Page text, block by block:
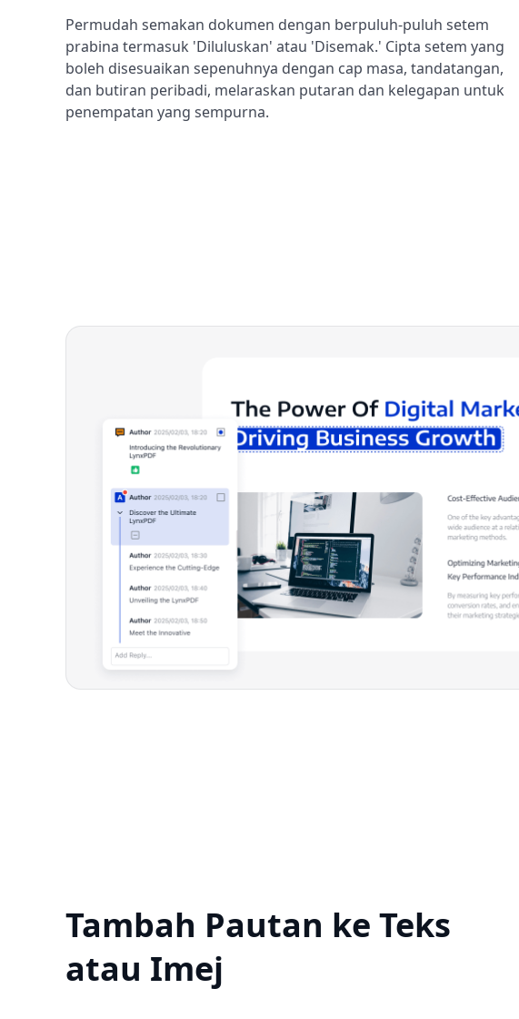
Permudah semakan dokumen dengan berpuluh-puluh setem
prabina termasuk 'Diluluskan' atau 'Disemak.' Cipta setem yang
boleh disesuaikan sepenuhnya dengan cap masa, tandatangan,
dan butiran peribadi, melaraskan putaran dan kelegapan untuk
penempatan yang sempurna.
Tambah Pautan ke Teks
atau Imej